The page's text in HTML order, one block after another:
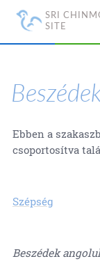
SRI
SITE
Ebben a
csoportosítva
Szépség
Beszédek